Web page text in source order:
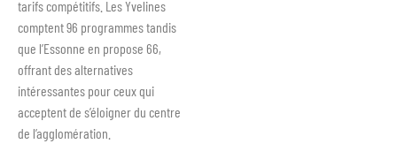
tarifs compétitifs. Les Yvelines
comptent 96 programmes tandis
que l’Essonne en propose 66,
offrant des alternatives
intéressantes pour ceux qui
acceptent de s’éloigner du centre
de l’agglomération.